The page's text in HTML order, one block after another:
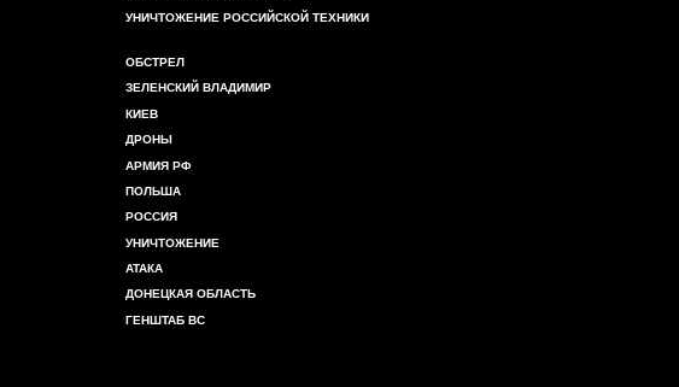
УНИЧТОЖЕНИЕ РОССИЙСКОЙ ТЕХНИКИ
ОБСТРЕЛ
ЗЕЛЕНСКИЙ ВЛАДИМИР
КИЕВ
ДРОНЫ
АРМИЯ РФ
ПОЛЬША
РОССИЯ
УНИЧТОЖЕНИЕ
АТАКА
ДОНЕЦКАЯ ОБЛАСТЬ
ГЕНШТАБ ВС